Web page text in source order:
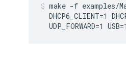
make -f examples/
DHCP6_CLIENT=1
  UDP_FORWARD=1 USB=1